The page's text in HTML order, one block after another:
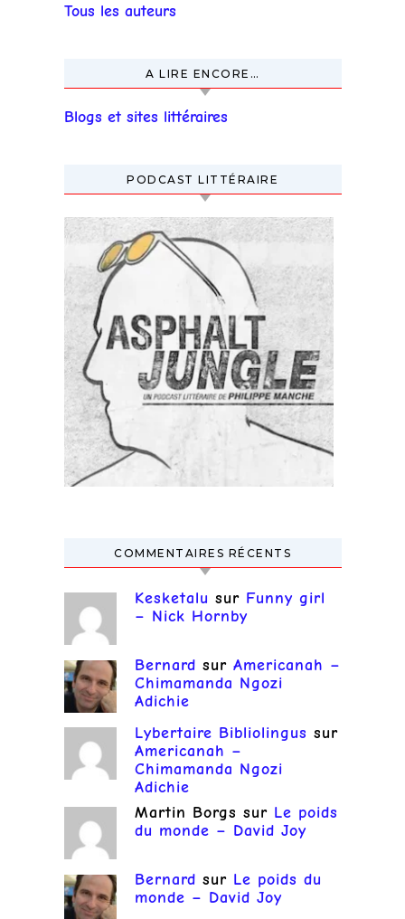
Tous les auteurs
A LIRE ENCORE…
Blogs et sites littéraires
PODCAST LITTÉRAIRE
COMMENTAIRES RÉCENTS
Kesketalu sur Funny girl
– Nick Hornby
Bernard sur Americanah –
Chimamanda Ngozi
Adichie
Lybertaire Bibliolingus sur
Americanah –
Chimamanda Ngozi
Adichie
Martin Borgs sur Le poids
du monde – David Joy
Bernard sur Le poids du
monde – David Joy